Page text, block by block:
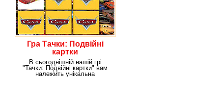
Гра Тачки: Подвійні
картки
В сьогоднішній нашій грі
"Тачки: Подвійні картки" вам
належить унікальна